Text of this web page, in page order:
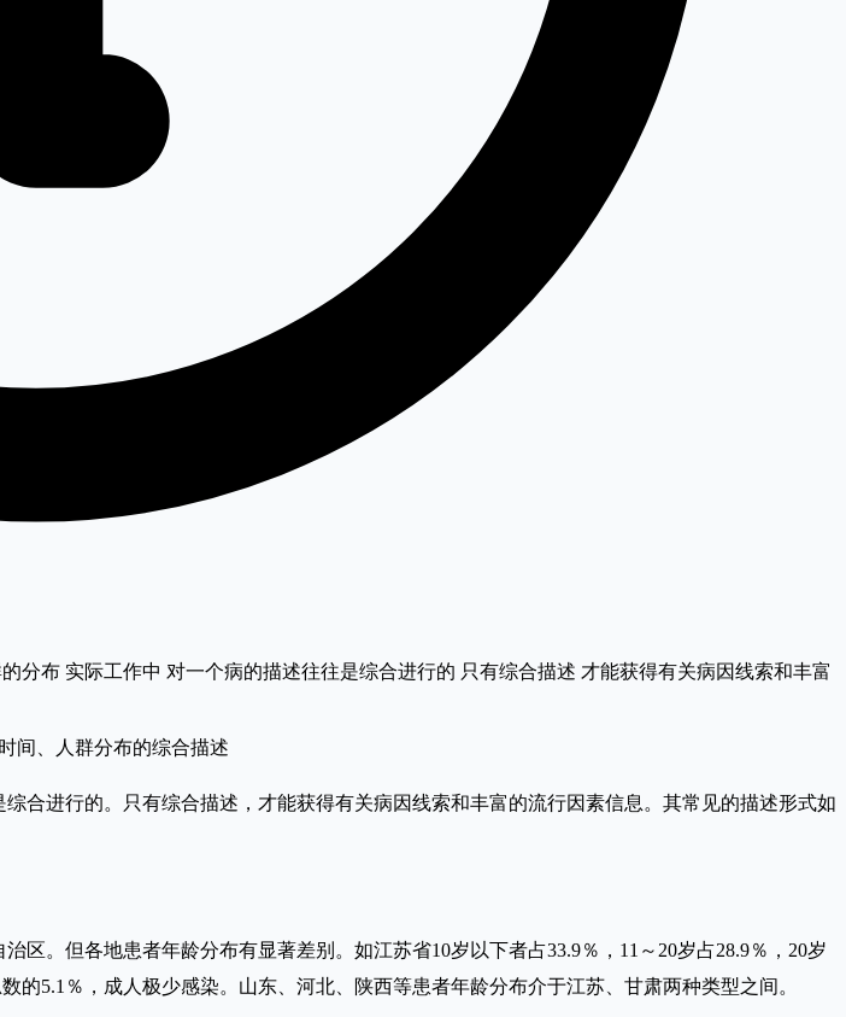
分布 实际工作中 对一个病的描述往往是综合进行的 只有综合描述 才能获得有关病因线索和丰富
间、人群分布的综合描述
进行的。只有综合描述，才能获得有关病因线索和丰富的流行因素信息。其常见的描述形式如
。但各地患者年龄分布有显著差别。如江苏省10岁以下者占33.9％，11～20岁占28.9％，20岁
5.1％，成人极少感染。山东、河北、陕西等患者年龄分布介于江苏、甘肃两种类型之间。